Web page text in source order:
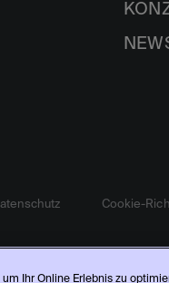
Cookie-
Ihr Online Erlebnis zu